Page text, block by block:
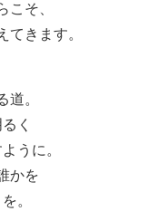
こそ、
てきます。
道。
く
うに。
かを
。